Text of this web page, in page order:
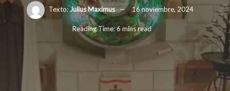
Texto:Julius Maximus 16 noviembre, 2024
Reading Time: 6 mins read